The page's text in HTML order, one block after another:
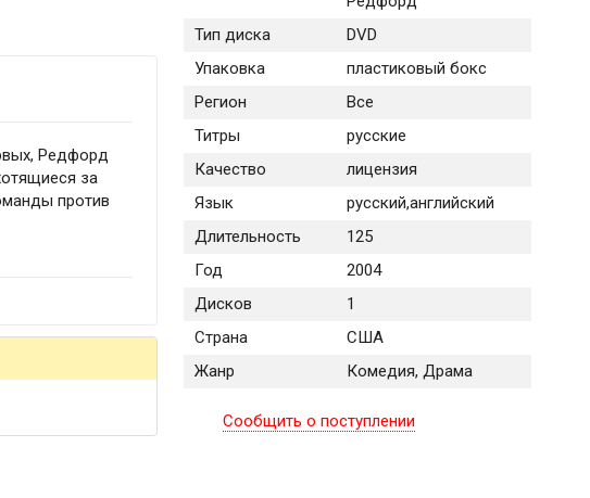
Тип диска
DVD
Упаковка
пластиковый бокс
Регион
Все
Титры
русские
Качество
лицензия
Язык
русский,английский
Длительность
125
Год
2004
Дисков
1
Страна
США
Жанр
Комедия, Драма
Сообщить о поступлении
Редфорд
за
против